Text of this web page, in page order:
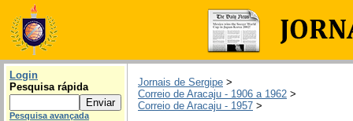
Login
Pesquisa rápida
Pesquisa avançada
Jornais de Sergipe >
Correio de Aracaju - 1906 a 1962 >
Correio de Aracaju - 1957 >